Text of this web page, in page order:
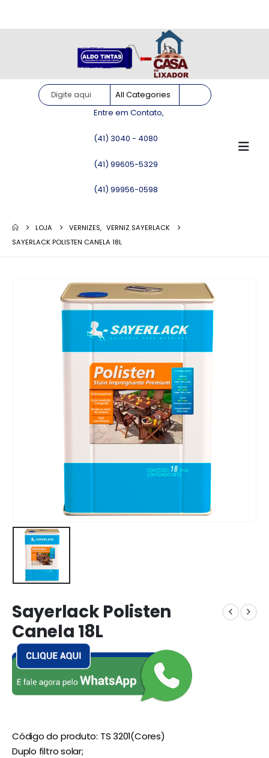
Entre em Contato,
(41) 3040 - 4080
(41) 99605-5329
(41) 99956-0598
LOJA VERNIZES, VERNIZ SAYERLACK
SAYERLACK POLISTEN CANELA 18L
Sayerlack Polisten
Canela 18L
Código do produto: TS 3201(Cores)
Duplo filtro solar;